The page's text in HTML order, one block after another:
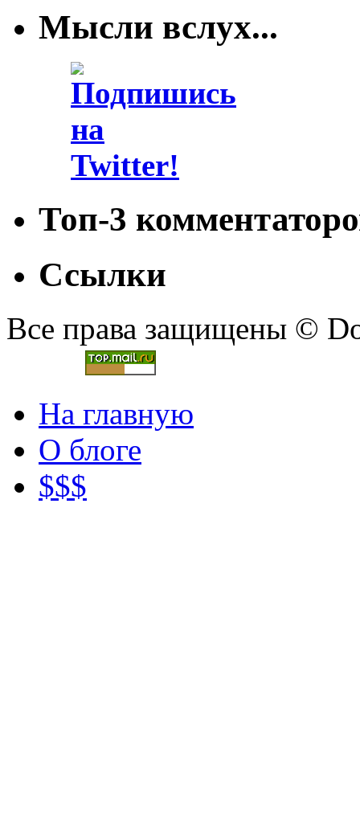
Мысли вслух...
Топ-3
Ссылки
Все права защищены ©
На главную
О блоге
$$$